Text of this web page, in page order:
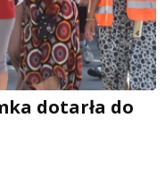
dotarła do